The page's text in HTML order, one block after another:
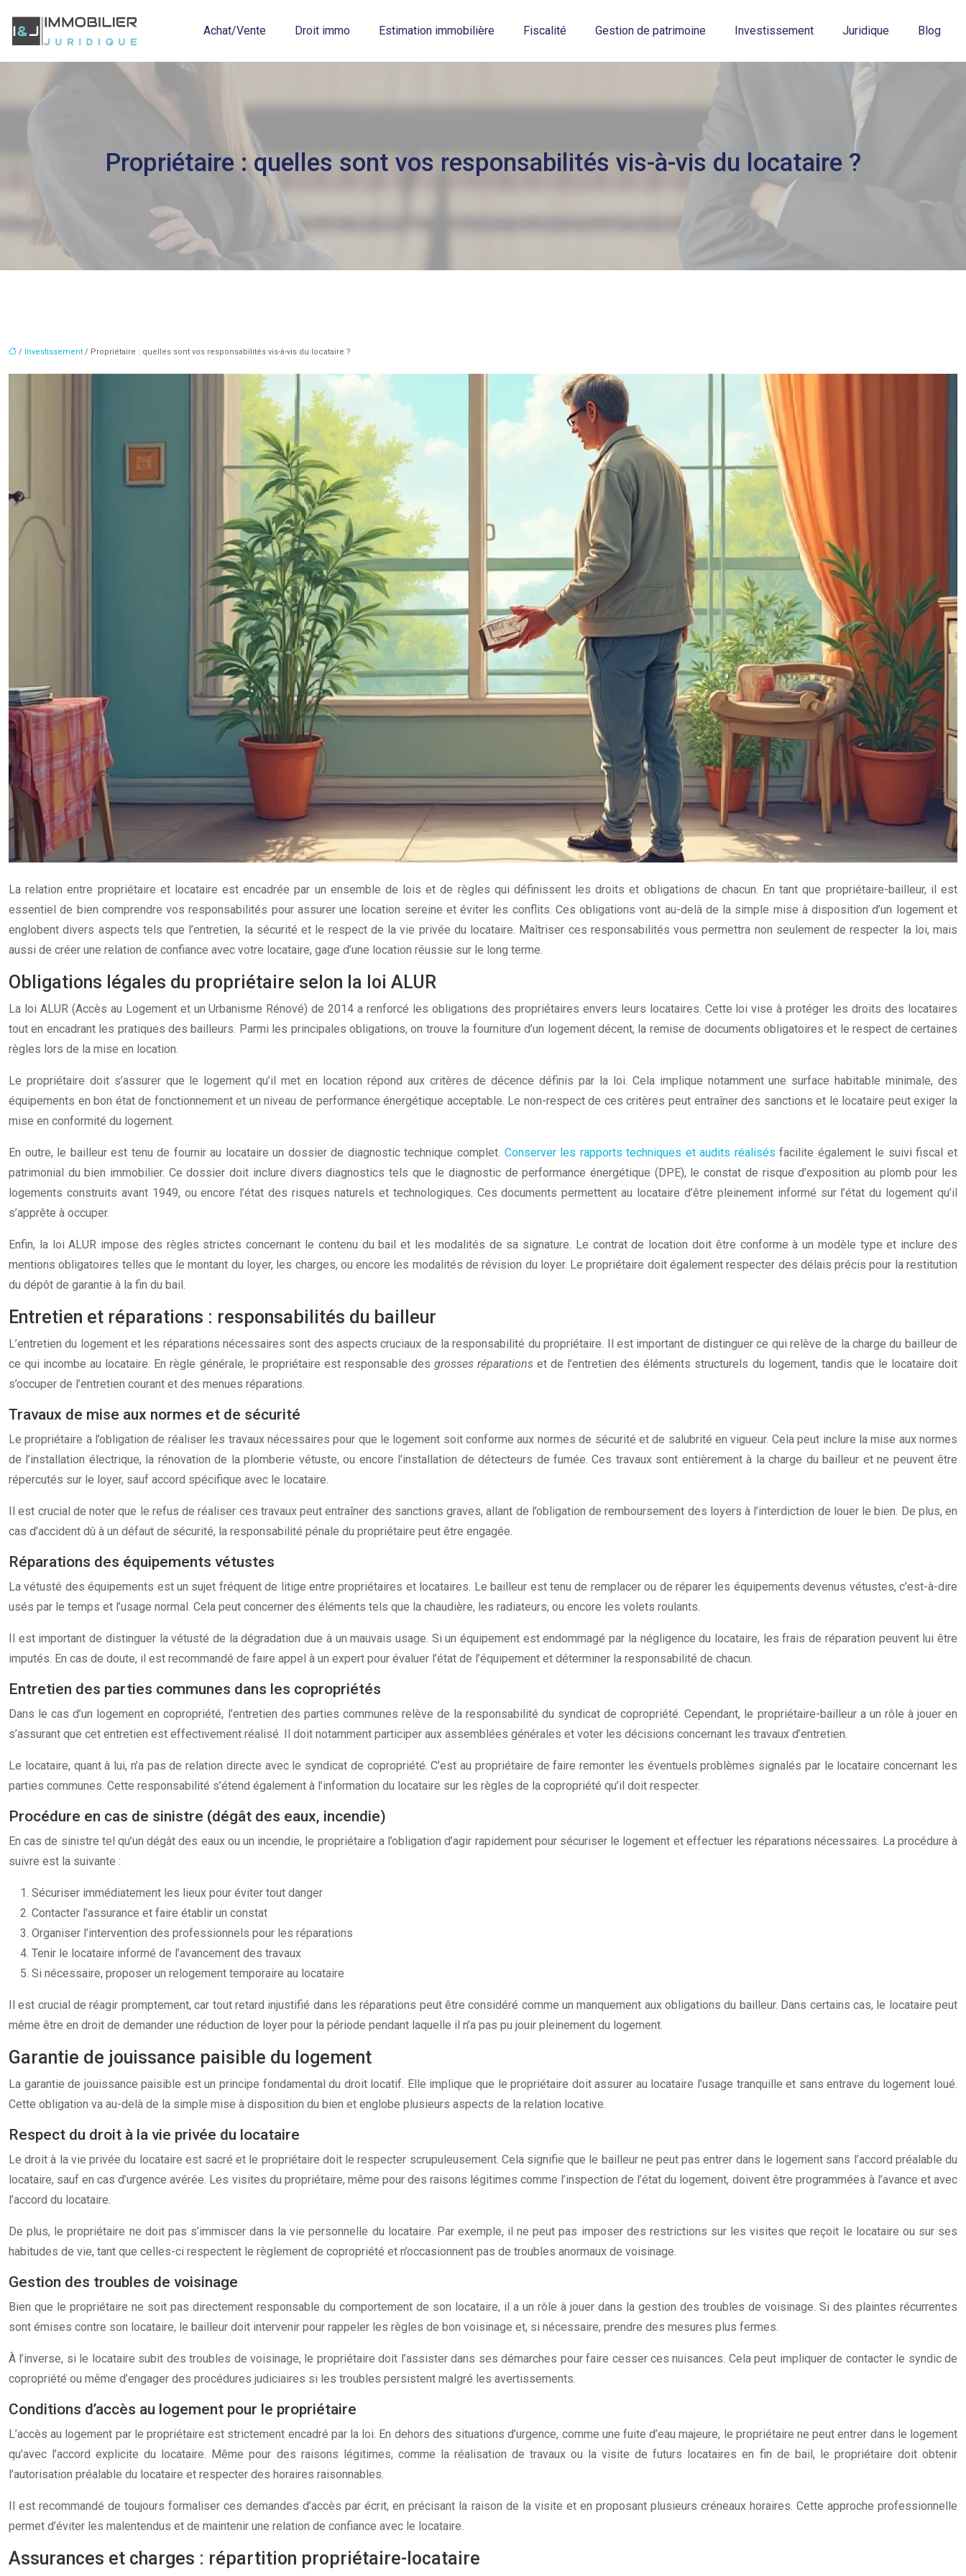
Achat/Vente Droit immo Estimation immobilière Fiscalité Gestion de patrimoine Investissement Juridique Blog
Propriétaire : quelles sont vos responsabilités vis-à-vis du locataire ?
/ Investissement / Propriétaire : quelles sont vos responsabilités vis-à-vis du locataire ?
La relation entre propriétaire et locataire est encadrée par un ensemble de lois et de règles qui définissent les droits et obligations de chacun. En tant que propriétaire-bailleur, il est
essentiel de bien comprendre vos responsabilités pour assurer une location sereine et éviter les conflits. Ces obligations vont au-delà de la simple mise à disposition d’un logement et
englobent divers aspects tels que l’entretien, la sécurité et le respect de la vie privée du locataire. Maîtriser ces responsabilités vous permettra non seulement de respecter la loi, mais
aussi de créer une relation de confiance avec votre locataire, gage d’une location réussie sur le long terme.
Obligations légales du propriétaire selon la loi ALUR
La loi ALUR (Accès au Logement et un Urbanisme Rénové) de 2014 a renforcé les obligations des propriétaires envers leurs locataires. Cette loi vise à protéger les droits des locataires
tout en encadrant les pratiques des bailleurs. Parmi les principales obligations, on trouve la fourniture d’un logement décent, la remise de documents obligatoires et le respect de certaines
règles lors de la mise en location.
Le propriétaire doit s’assurer que le logement qu’il met en location répond aux critères de décence définis par la loi. Cela implique notamment une surface habitable minimale, des
équipements en bon état de fonctionnement et un niveau de performance énergétique acceptable. Le non-respect de ces critères peut entraîner des sanctions et le locataire peut exiger la
mise en conformité du logement.
En outre, le bailleur est tenu de fournir au locataire un dossier de diagnostic technique complet. Conserver les rapports techniques et audits réalisés facilite également le suivi fiscal et
patrimonial du bien immobilier. Ce dossier doit inclure divers diagnostics tels que le diagnostic de performance énergétique (DPE), le constat de risque d’exposition au plomb pour les
logements construits avant 1949, ou encore l’état des risques naturels et technologiques. Ces documents permettent au locataire d’être pleinement informé sur l’état du logement qu’il
s’apprête à occuper.
Enfin, la loi ALUR impose des règles strictes concernant le contenu du bail et les modalités de sa signature. Le contrat de location doit être conforme à un modèle type et inclure des
mentions obligatoires telles que le montant du loyer, les charges, ou encore les modalités de révision du loyer. Le propriétaire doit également respecter des délais précis pour la restitution
du dépôt de garantie à la fin du bail.
Entretien et réparations : responsabilités du bailleur
L’entretien du logement et les réparations nécessaires sont des aspects cruciaux de la responsabilité du propriétaire. Il est important de distinguer ce qui relève de la charge du bailleur de
ce qui incombe au locataire. En règle générale, le propriétaire est responsable des grosses réparationset de l’entretien des éléments structurels du logement, tandis que le locataire doit
s’occuper de l’entretien courant et des menues réparations.
Travaux de mise aux normes et de sécurité
Le propriétaire a l’obligation de réaliser les travaux nécessaires pour que le logement soit conforme aux normes de sécurité et de salubrité en vigueur. Cela peut inclure la mise aux normes
de l’installation électrique, la rénovation de la plomberie vétuste, ou encore l’installation de détecteurs de fumée. Ces travaux sont entièrement à la charge du bailleur et ne peuvent être
répercutés sur le loyer, sauf accord spécifique avec le locataire.
Il est crucial de noter que le refus de réaliser ces travaux peut entraîner des sanctions graves, allant de l’obligation de remboursement des loyers à l’interdiction de louer le bien. De plus, en
cas d’accident dû à un défaut de sécurité, la responsabilité pénale du propriétaire peut être engagée.
Réparations des équipements vétustes
La vétusté des équipements est un sujet fréquent de litige entre propriétaires et locataires. Le bailleur est tenu de remplacer ou de réparer les équipements devenus vétustes, c’est-à-dire
usés par le temps et l’usage normal. Cela peut concerner des éléments tels que la chaudière, les radiateurs, ou encore les volets roulants.
Il est important de distinguer la vétusté de la dégradation due à un mauvais usage. Si un équipement est endommagé par la négligence du locataire, les frais de réparation peuvent lui être
imputés. En cas de doute, il est recommandé de faire appel à un expert pour évaluer l’état de l’équipement et déterminer la responsabilité de chacun.
Entretien des parties communes dans les copropriétés
Dans le cas d’un logement en copropriété, l’entretien des parties communes relève de la responsabilité du syndicat de copropriété. Cependant, le propriétaire-bailleur a un rôle à jouer en
s’assurant que cet entretien est effectivement réalisé. Il doit notamment participer aux assemblées générales et voter les décisions concernant les travaux d’entretien.
Le locataire, quant à lui, n’a pas de relation directe avec le syndicat de copropriété. C’est au propriétaire de faire remonter les éventuels problèmes signalés par le locataire concernant les
parties communes. Cette responsabilité s’étend également à l’information du locataire sur les règles de la copropriété qu’il doit respecter.
Procédure en cas de sinistre (dégât des eaux, incendie)
En cas de sinistre tel qu’un dégât des eaux ou un incendie, le propriétaire a l’obligation d’agir rapidement pour sécuriser le logement et effectuer les réparations nécessaires. La procédure à
suivre est la suivante :
Sécuriser immédiatement les lieux pour éviter tout danger
Contacter l’assurance et faire établir un constat
Organiser l’intervention des professionnels pour les réparations
Tenir le locataire informé de l’avancement des travaux
Si nécessaire, proposer un relogement temporaire au locataire
Il est crucial de réagir promptement, car tout retard injustifié dans les réparations peut être considéré comme un manquement aux obligations du bailleur. Dans certains cas, le locataire peut
même être en droit de demander une réduction de loyer pour la période pendant laquelle il n’a pas pu jouir pleinement du logement.
Garantie de jouissance paisible du logement
La garantie de jouissance paisible est un principe fondamental du droit locatif. Elle implique que le propriétaire doit assurer au locataire l’usage tranquille et sans entrave du logement loué.
Cette obligation va au-delà de la simple mise à disposition du bien et englobe plusieurs aspects de la relation locative.
Respect du droit à la vie privée du locataire
Le droit à la vie privée du locataire est sacré et le propriétaire doit le respecter scrupuleusement. Cela signifie que le bailleur ne peut pas entrer dans le logement sans l’accord préalable du
locataire, sauf en cas d’urgence avérée. Les visites du propriétaire, même pour des raisons légitimes comme l’inspection de l’état du logement, doivent être programmées à l’avance et avec
l’accord du locataire.
De plus, le propriétaire ne doit pas s’immiscer dans la vie personnelle du locataire. Par exemple, il ne peut pas imposer des restrictions sur les visites que reçoit le locataire ou sur ses
habitudes de vie, tant que celles-ci respectent le règlement de copropriété et n’occasionnent pas de troubles anormaux de voisinage.
Gestion des troubles de voisinage
Bien que le propriétaire ne soit pas directement responsable du comportement de son locataire, il a un rôle à jouer dans la gestion des troubles de voisinage. Si des plaintes récurrentes
sont émises contre son locataire, le bailleur doit intervenir pour rappeler les règles de bon voisinage et, si nécessaire, prendre des mesures plus fermes.
À l’inverse, si le locataire subit des troubles de voisinage, le propriétaire doit l’assister dans ses démarches pour faire cesser ces nuisances. Cela peut impliquer de contacter le syndic de
copropriété ou même d’engager des procédures judiciaires si les troubles persistent malgré les avertissements.
Conditions d’accès au logement pour le propriétaire
L’accès au logement par le propriétaire est strictement encadré par la loi. En dehors des situations d’urgence, comme une fuite d’eau majeure, le propriétaire ne peut entrer dans le logement
qu’avec l’accord explicite du locataire. Même pour des raisons légitimes, comme la réalisation de travaux ou la visite de futurs locataires en fin de bail, le propriétaire doit obtenir
l’autorisation préalable du locataire et respecter des horaires raisonnables.
Il est recommandé de toujours formaliser ces demandes d’accès par écrit, en précisant la raison de la visite et en proposant plusieurs créneaux horaires. Cette approche professionnelle
permet d’éviter les malentendus et de maintenir une relation de confiance avec le locataire.
Assurances et charges : répartition propriétaire-locataire